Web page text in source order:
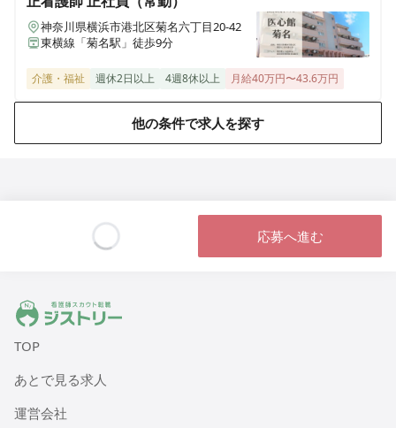
神奈川県横浜市港北区菊名六丁目20-42
東横線「菊名駅」徒歩9分
介護・福祉 週休2日以上 4週8休以上 月給40万円〜43.6万円
他の条件で求人を探す
応募へ進む
ジストリー 看護師の転職マッチング
TOP
あとで見る求人
運営会社